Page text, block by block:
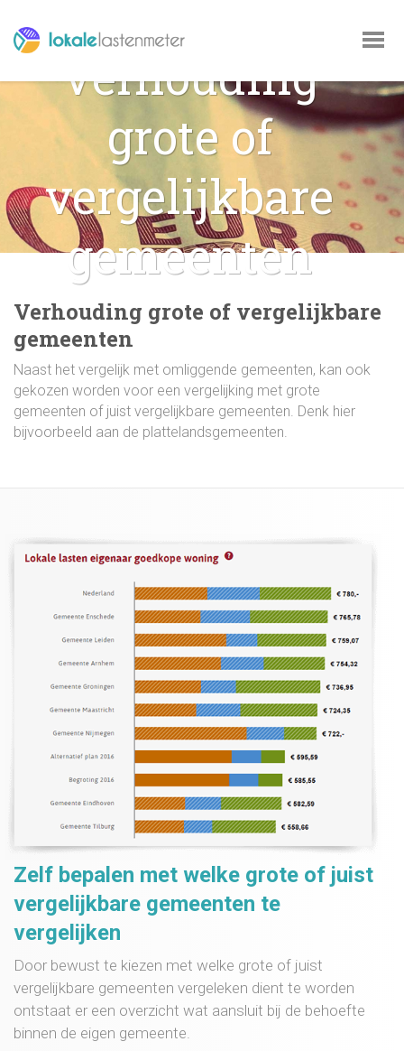
VOOR GEMEENTEN
Verhouding
grote of
vergelijkbare
gemeenten
Verhouding grote of vergelijkbare
gemeenten
Naast het vergelijk met omliggende gemeenten, kan ook
gekozen worden voor een vergelijking met grote
gemeenten of juist vergelijkbare gemeenten. Denk hier
bijvoorbeeld aan de plattelandsgemeenten.
Zelf bepalen met welke grote of juist
vergelijkbare gemeenten te
vergelijken
Door bewust te kiezen met welke grote of juist
vergelijkbare gemeenten vergeleken dient te worden
ontstaat er een overzicht wat aansluit bij de behoefte
binnen de eigen gemeente.